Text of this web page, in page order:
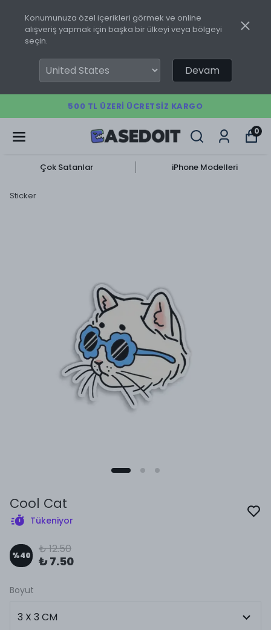
Konumunuza özel içerikleri görmek ve online
alışveriş yapmak için başka bir ülkeyi veya bölgeyi
seçin.
Devam
500 TL ÜZERI ÜCRETSIZ KARGO
0
Çok Satanlar iPhone Modelleri
Sticker
Cool Cat
Tükeniyor
%40 ₺ 12.50
₺ 7.50
Boyut